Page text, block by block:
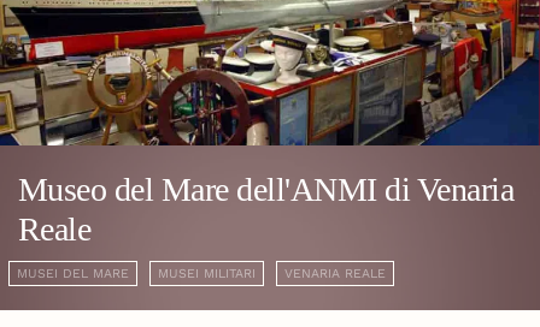
Museo del Mare dell'ANMI di Venaria
Reale
MUSEI DEL MARE MUSEI MILITARI VENARIA REALE